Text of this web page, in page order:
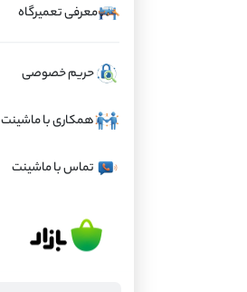
معرفی تعمیرگاه
حریم خصوصی
همکاری با ماشینت
تماس با ماشینت
عملکرد عالی ارسال به‌موقع
تجاری